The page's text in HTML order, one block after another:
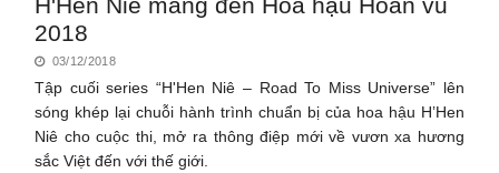
2018
03/12/2018
Tập cuối series “H'Hen Niê – Road To Miss Universe” lên
sóng khép lại chuỗi hành trình chuẩn bị của hoa hậu H’Hen
Niê cho cuộc thi, mở ra thông điệp mới về vươn xa hương
sắc Việt đến với thế giới.